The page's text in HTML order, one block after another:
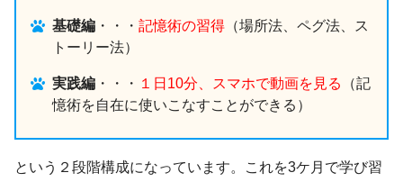
基礎編 ・・・ 記憶術の習得 （場所法、ペグ法、ス
トーリー法）
実践編 ・・・ １日10分、スマホで動画を見る
（記
憶術を自在に使いこなすことができる）
という２段階構成になっています。これを3ケ月で学び習